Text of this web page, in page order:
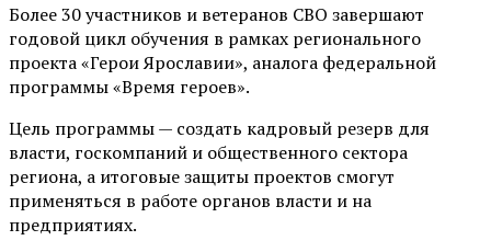
Более 30 участников и ветеранов СВО завершают
годовой цикл обучения в рамках регионального
проекта «Герои Ярославии», аналога федеральной
программы «Время героев».
Цель программы — создать кадровый резерв для
власти, госкомпаний и общественного сектора
региона, а итоговые защиты проектов смогут
применяться в работе органов власти и на
предприятиях.